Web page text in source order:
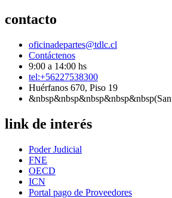
contacto
oficinadepartes@tdlc.cl
Contáctenos
9:00 a 14:00 hs
tel:+56227538300
Huérfanos 670, Piso 19
link de interés
Poder Judicial
FNE
OECD
ICN
Portal pago de Proveedores